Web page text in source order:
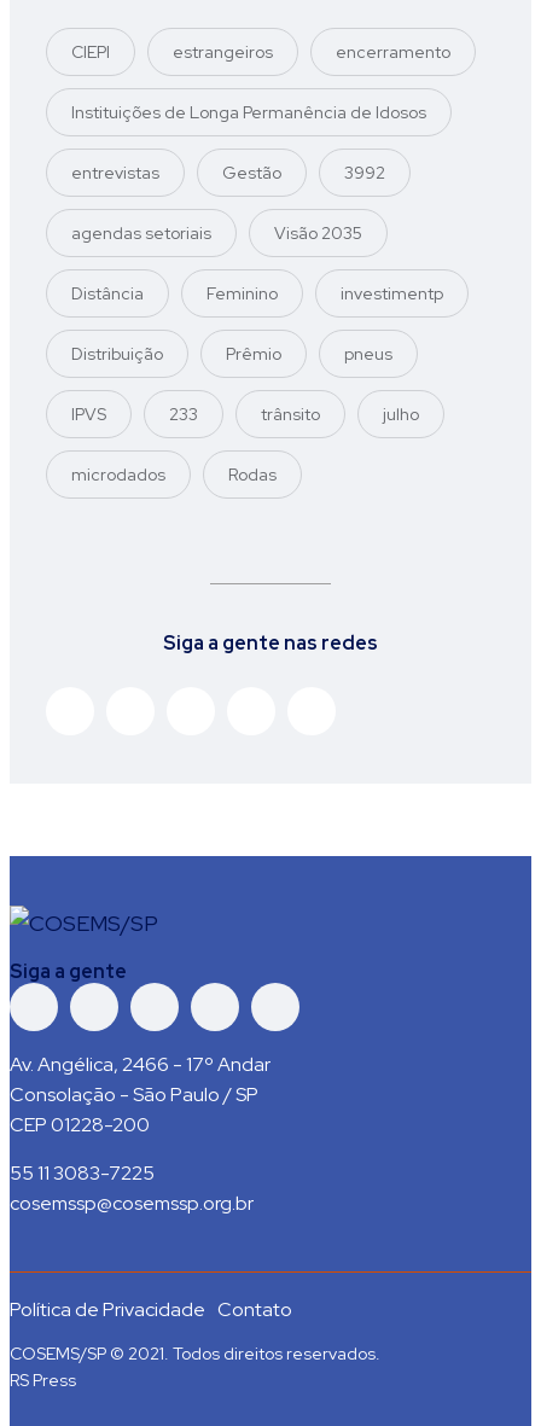
CIEPI estrangeiros encerramento
Instituições de Longa Permanência de Idosos
entrevistas Gestão 3992
agendas setoriais Visão 2035
Distância Feminino investimentp
Distribuição Prêmio pneus
IPVS 233 trânsito julho
microdados Rodas
Siga a gente nas redes
Siga a gente
Av. Angélica, 2466 - 17º Andar
Consolação - São Paulo / SP
CEP 01228-200
55 11 3083-7225
cosemssp@cosemssp.org.br
Política de Privacidade Contato
COSEMS/SP © 2021. Todos direitos reservados.
RS Press